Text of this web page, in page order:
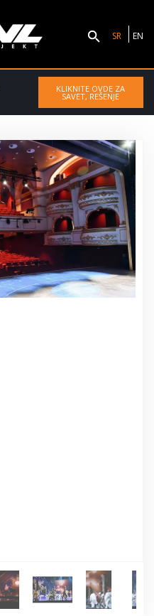
SR EN
KLIKNITE OVDE ZA
SAVET, REŠENJE